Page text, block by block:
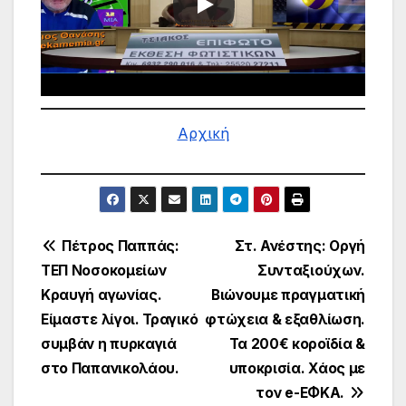
Αρχική
Πλοήγηση
άρθρων
Στ. Ανέστης: Οργή
Συνταξιούχων.
Βιώνουμε πραγματική
φτώχεια & εξαθλίωση.
Τα 200€ κοροϊδία &
υποκρισία. Χάος με
τον e-ΕΦΚΑ.
Πέτρος Παππάς:
ΤΕΠ Νοσοκομείων
Κραυγή αγωνίας.
Είμαστε λίγοι. Τραγικό
συμβάν η πυρκαγιά
στο Παπανικολάου.